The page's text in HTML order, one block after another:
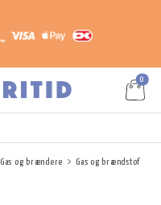
0
Gas og brændere
Gas og brændstof